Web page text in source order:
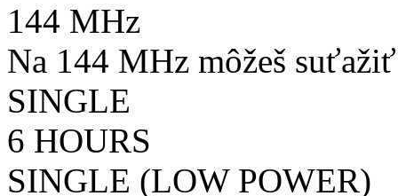
144 MHz
Na 144 MHz môžeš
SINGLE
6 HOURS
SINGLE (LOW POWER)